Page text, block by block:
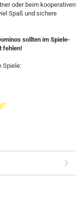
oder beim kooperativen
Spaß und sichere
sollten im Spiele-
fehlen!
Spiele: